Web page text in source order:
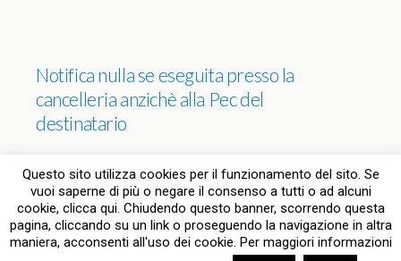
Notifica nulla se eseguita presso la
cancelleria anzichè alla Pec del
destinatario
Torna su
Questo sito utilizza cookies per il funzionamento del sito. Se
vuoi saperne di più o negare il consenso a tutti o ad alcuni
cookie, clicca qui. Chiudendo questo banner, scorrendo questa
pagina, cliccando su un link o proseguendo la navigazione in altra
maniera, acconsenti all'uso dei cookie. Per maggiori informazioni